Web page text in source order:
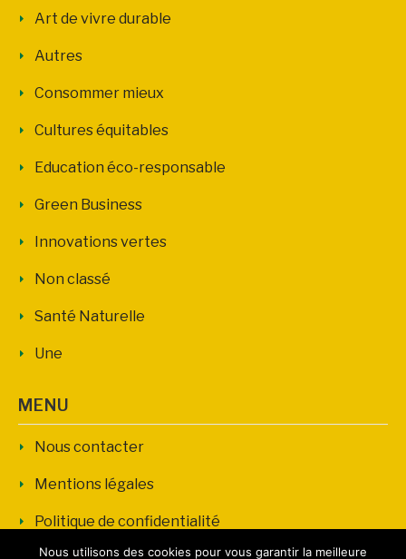
Art de vivre durable
Autres
Consommer mieux
Cultures équitables
Education éco-responsable
Green Business
Innovations vertes
Non classé
Santé Naturelle
Une
MENU
Nous contacter
Mentions légales
Politique de confidentialité
Nous utilisons des cookies pour vous garantir la meilleure